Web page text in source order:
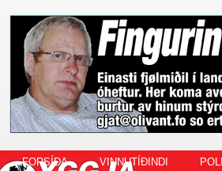
FORSÍÐA VINNUTÍÐINDI